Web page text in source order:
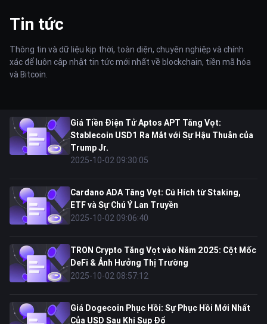
Tin tức
Thông tin và dữ liệu kịp thời, toàn diện, chuyên nghiệp và chính
xác để luôn cập nhật tin tức mới nhất về blockchain, tiền mã hóa
và Bitcoin.
Giá Tiền Điện Tử Aptos APT Tăng Vọt:
Stablecoin USD1 Ra Mắt với Sự Hậu Thuẫn của
Trump Jr.
2025-10-02 09:30:05
Cardano ADA Tăng Vọt: Cú Hích từ Staking,
ETF và Sự Chú Ý Lan Truyền
2025-10-02 09:06:40
TRON Crypto Tăng Vọt vào Năm 2025: Cột Mốc
DeFi & Ảnh Hưởng Thị Trường
2025-10-02 08:57:12
Giá Dogecoin Phục Hồi: Sự Phục Hồi Mới Nhất
Của USD Sau Khi Sụp Đổ